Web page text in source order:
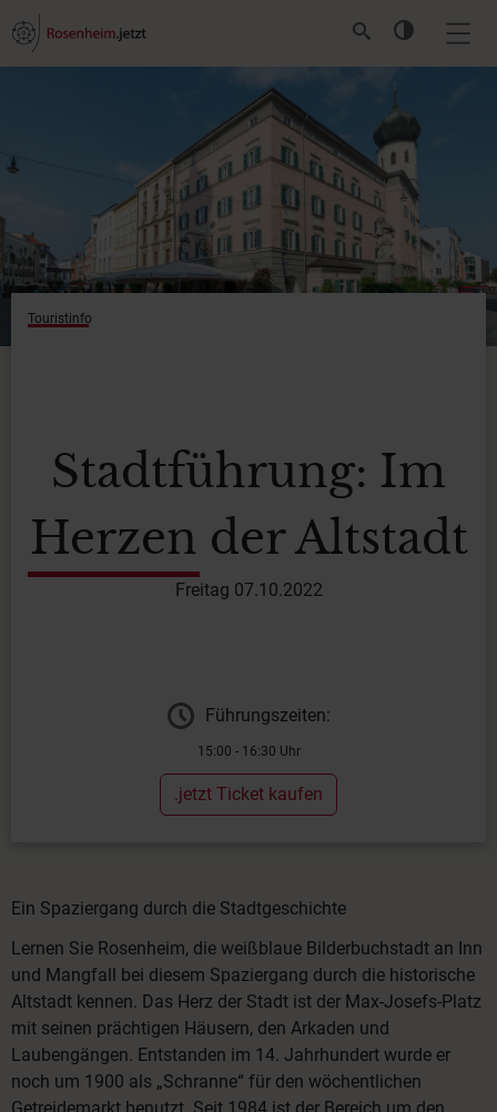
Touristinfo
Stadtführung: Im
Herzen der Altstadt
Freitag 07.10.2022
Führungszeiten:
15:00 - 16:30 Uhr
.jetzt Ticket kaufen
Ein Spaziergang durch die Stadtgeschichte
Lernen Sie Rosenheim, die weißblaue Bilderbuchstadt an Inn
und Mangfall bei diesem Spaziergang durch die historische
Altstadt kennen. Das Herz der Stadt ist der Max-Josefs-Platz
mit seinen prächtigen Häusern, den Arkaden und
Laubengängen. Entstanden im 14. Jahrhundert wurde er
noch um 1900 als „Schranne“ für den wöchentlichen